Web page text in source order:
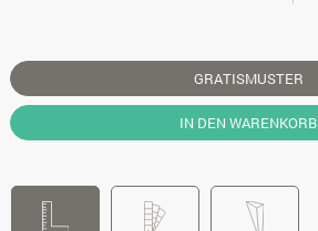
GRATISMUSTER
IN DEN WARENKORB